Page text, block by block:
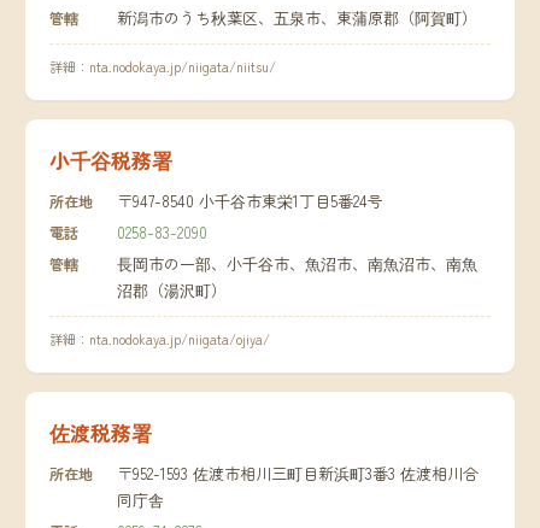
管轄 新潟市のうち秋葉区、五泉市、東蒲原郡（阿賀町）
詳細： nta.nodokaya.jp/niigata/niitsu/
小千谷税務署
所在地 〒947-8540 小千谷市東栄1丁目5番24号
電話 0258-83-2090
管轄
長岡市の一部、小千谷市、魚沼市、南魚沼市、南魚
沼郡（湯沢町）
詳細： nta.nodokaya.jp/niigata/ojiya/
佐渡税務署
所在地
〒952-1593 佐渡市相川三町目新浜町3番3 佐渡相川合
同庁舎